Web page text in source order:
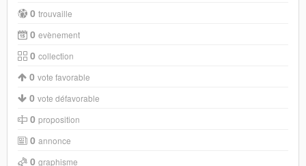
0 trouvaille
0 evènement
0 collection
0 vote favorable
0 vote défavorable
0 proposition
0 annonce
0 graphisme